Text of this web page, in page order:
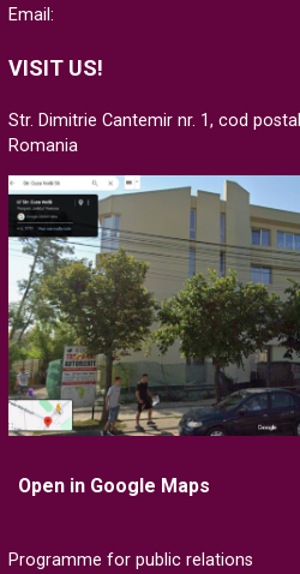
Email:
VISIT US!
Str. Dimitrie Cantemir nr. 1, cod
Romania
Open in Google Maps
Programme for public relations